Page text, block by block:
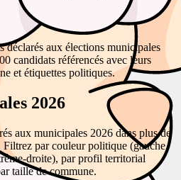
déclarés aux élections municipales
candidats référencés avec leurs
et étiquettes politiques.
2026
aux municipales 2026 dans plus de
Filtrez par couleur politique (gauche,
droite), par profil territorial
taille de commune.